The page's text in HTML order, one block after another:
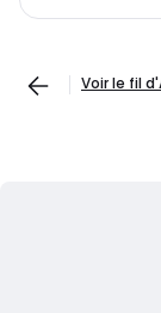
Voir le fil